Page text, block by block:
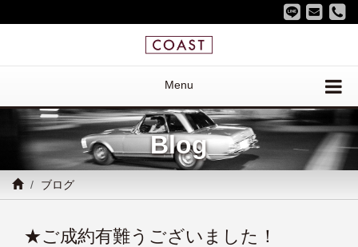
Menu
Blog
ブログ
★ご成約有難うございました！